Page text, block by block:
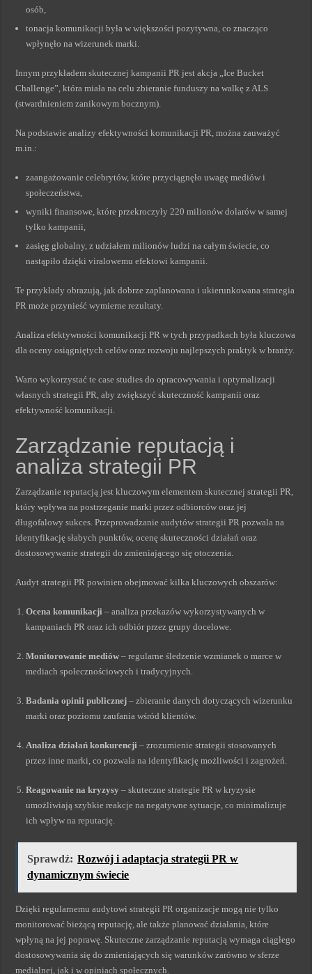
osób,
tonacja komunikacji była w większości pozytywna, co znacząco
wpłynęło na wizerunek marki.
Innym przykładem skutecznej kampanii PR jest akcja „Ice Bucket
Challenge”, która miała na celu zbieranie funduszy na walkę z ALS
(stwardnieniem zanikowym bocznym).
Na podstawie analizy efektywności komunikacji PR, można zauważyć
m.in.:
zaangażowanie celebrytów, które przyciągnęło uwagę mediów i
społeczeństwa,
wyniki finansowe, które przekroczyły 220 milionów dolarów w samej
tylko kampanii,
zasięg globalny, z udziałem milionów ludzi na całym świecie, co
nastąpiło dzięki viralowemu efektowi kampanii.
Te przykłady obrazują, jak dobrze zaplanowana i ukierunkowana strategia
PR może przynieść wymierne rezultaty.
Analiza efektywności komunikacji PR w tych przypadkach była kluczowa
dla oceny osiągniętych celów oraz rozwoju najlepszych praktyk w branży.
Warto wykorzystać te case studies do opracowywania i optymalizacji
własnych strategii PR, aby zwiększyć skuteczność kampanii oraz
efektywność komunikacji.
Zarządzanie reputacją i
analiza strategii PR
Zarządzanie reputacją jest kluczowym elementem skutecznej strategii PR,
który wpływa na postrzeganie marki przez odbiorców oraz jej
długofalowy sukces. Przeprowadzanie audytów strategii PR pozwala na
identyfikację słabych punktów, ocenę skuteczności działań oraz
dostosowywanie strategii do zmieniającego się otoczenia.
Audyt strategii PR powinien obejmować kilka kluczowych obszarów:
Ocena komunikacji – analiza przekazów wykorzystywanych w
kampaniach PR oraz ich odbiór przez grupy docelowe.
Monitorowanie mediów – regularne śledzenie wzmianek o marce w
mediach społecznościowych i tradycyjnych.
Badania opinii publicznej – zbieranie danych dotyczących wizerunku
marki oraz poziomu zaufania wśród klientów.
Analiza działań konkurencji – zrozumienie strategii stosowanych
przez inne marki, co pozwala na identyfikację możliwości i zagrożeń.
Reagowanie na kryzysy – skuteczne strategie PR w kryzysie
umożliwiają szybkie reakcje na negatywne sytuacje, co minimalizuje
ich wpływ na reputację.
Sprawdź: Rozwój i adaptacja strategii PR w
dynamicznym świecie
Dzięki regularnemu audytowi strategii PR organizacje mogą nie tylko
monitorować bieżącą reputację, ale także planować działania, które
wpłyną na jej poprawę. Skuteczne zarządzanie reputacją wymaga ciągłego
dostosowywania się do zmieniających się warunków zarówno w sferze
medialnej, jak i w opiniach społecznych.